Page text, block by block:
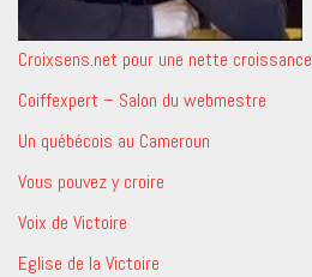
Croixsens.net pour une nette croissance
Coiffexpert – Salon du webmestre
Un québécois au Cameroun
Vous pouvez y croire
Voix de Victoire
Eglise de la Victoire